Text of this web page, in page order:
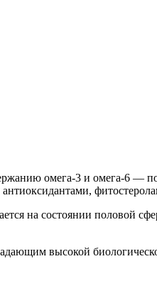
омега-3 и омега-6
антиоксидантами,
на состоянии половой
высокой